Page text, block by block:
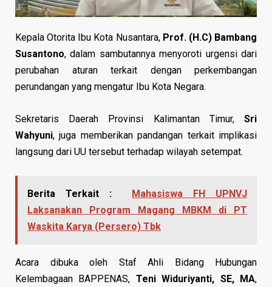
Kepala Otorita Ibu Kota Nusantara, Prof. (H.C) Bambang
Susantono, dalam sambutannya menyoroti urgensi dari
perubahan aturan terkait dengan perkembangan
perundangan yang mengatur Ibu Kota Negara.
Sekretaris Daerah Provinsi Kalimantan Timur, Sri
Wahyuni, juga memberikan pandangan terkait implikasi
langsung dari UU tersebut terhadap wilayah setempat.
Berita Terkait :
Mahasiswa FH UPNVJ
Laksanakan Program Magang MBKM di PT
Waskita Karya (Persero) Tbk
Acara dibuka oleh Staf Ahli Bidang Hubungan
Kelembagaan BAPPENAS, Teni Widuriyanti, SE, MA,